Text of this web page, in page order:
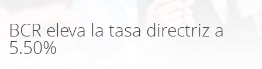
BCR eleva la tasa directriz a
5.50%